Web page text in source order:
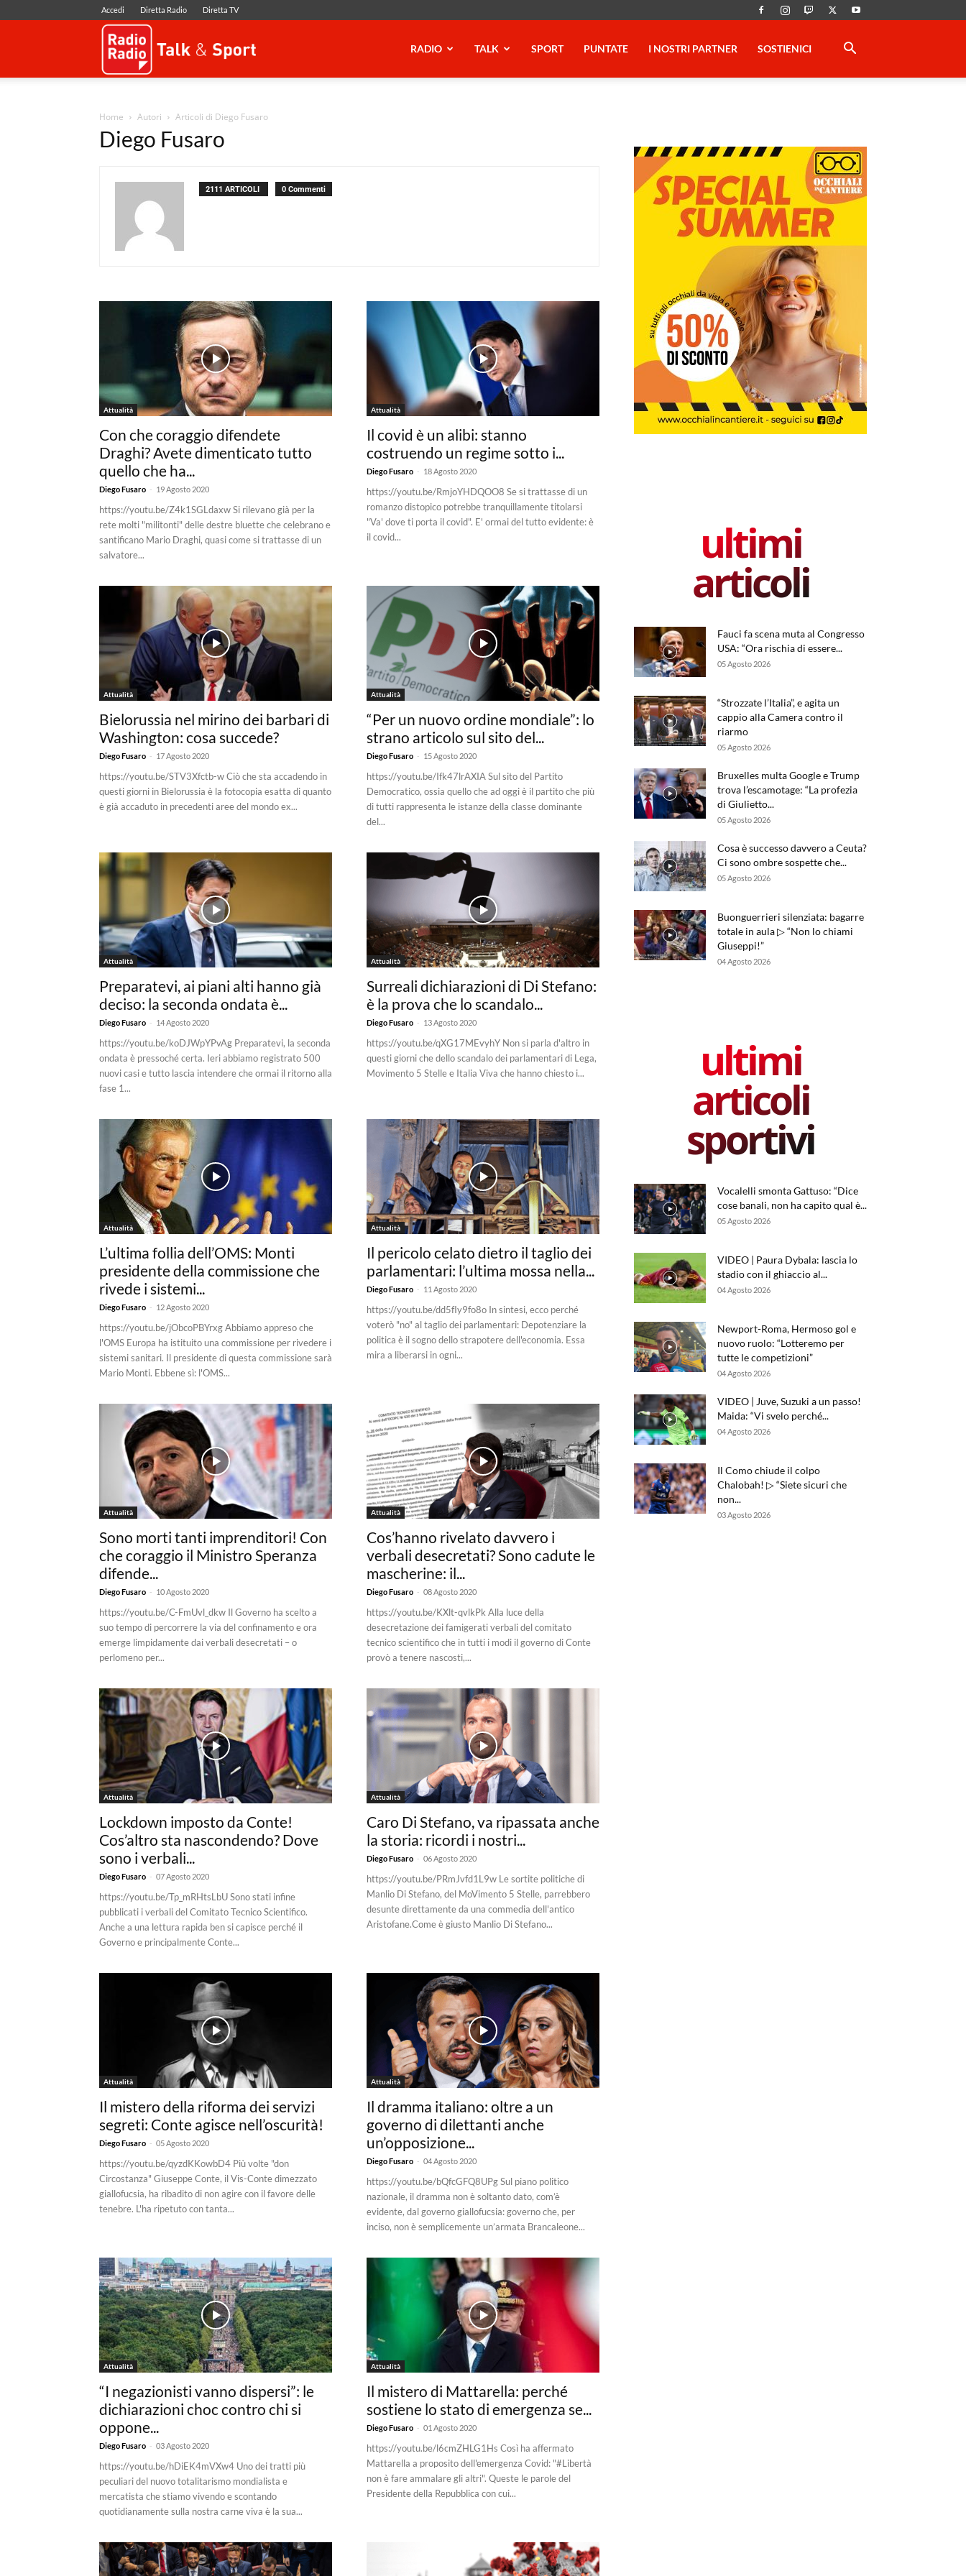
Accedi Diretta Radio Diretta TV
RADIO TALK SPORT PUNTATE I NOSTRI PARTNER SOSTIENICI
Home Autori Articoli di Diego Fusaro
Diego Fusaro
2111 ARTICOLI 0 Commenti
Attualità
Con che coraggio difendete
Draghi? Avete dimenticato tutto
quello che ha...
Diego Fusaro - 19 Agosto 2020
https://youtu.be/Z4k1SGLdaxw Si rilevano già per la
rete molti "militonti" delle destre bluette che celebrano e
santificano Mario Draghi, quasi come si trattasse di un
salvatore...
Attualità
Il covid è un alibi: stanno
costruendo un regime sotto i...
Diego Fusaro - 18 Agosto 2020
https://youtu.be/RmjoYHDQOO8 Se si trattasse di un
romanzo distopico potrebbe tranquillamente titolarsi
"Va' dove ti porta il covid". E' ormai del tutto evidente: è
il covid...
Attualità
Bielorussia nel mirino dei barbari di
Washington: cosa succede?
Diego Fusaro - 17 Agosto 2020
https://youtu.be/STV3Xfctb-w Ciò che sta accadendo in
questi giorni in Bielorussia è la fotocopia esatta di quanto
è già accaduto in precedenti aree del mondo ex...
Attualità
“Per un nuovo ordine mondiale”: lo
strano articolo sul sito del...
Diego Fusaro - 15 Agosto 2020
https://youtu.be/Ifk47lrAXIA Sul sito del Partito
Democratico, ossia quello che ad oggi è il partito che più
di tutti rappresenta le istanze della classe dominante
del...
Attualità
Preparatevi, ai piani alti hanno già
deciso: la seconda ondata è...
Diego Fusaro - 14 Agosto 2020
https://youtu.be/koDJWpYPvAg Preparatevi, la seconda
ondata è pressoché certa. Ieri abbiamo registrato 500
nuovi casi e tutto lascia intendere che ormai il ritorno alla
fase 1...
Attualità
Surreali dichiarazioni di Di Stefano:
è la prova che lo scandalo...
Diego Fusaro - 13 Agosto 2020
https://youtu.be/qXG17MEvyhY Non si parla d'altro in
questi giorni che dello scandalo dei parlamentari di Lega,
Movimento 5 Stelle e Italia Viva che hanno chiesto i...
Attualità
L’ultima follia dell’OMS: Monti
presidente della commissione che
rivede i sistemi...
Diego Fusaro - 12 Agosto 2020
https://youtu.be/jObcoPBYrxg Abbiamo appreso che
l'OMS Europa ha istituito una commissione per rivedere i
sistemi sanitari. Il presidente di questa commissione sarà
Mario Monti. Ebbene sì: l'OMS...
Attualità
Il pericolo celato dietro il taglio dei
parlamentari: l’ultima mossa nella...
Diego Fusaro - 11 Agosto 2020
https://youtu.be/dd5fIy9fo8o In sintesi, ecco perché
voterò "no" al taglio dei parlamentari: Depotenziare la
politica è il sogno dello strapotere dell'economia. Essa
mira a liberarsi in ogni...
Attualità
Sono morti tanti imprenditori! Con
che coraggio il Ministro Speranza
difende...
Diego Fusaro - 10 Agosto 2020
https://youtu.be/C-FmUvl_dkw Il Governo ha scelto a
suo tempo di percorrere la via del confinamento e ora
emerge limpidamente dai verbali desecretati – o
perlomeno per...
Attualità
Cos’hanno rivelato davvero i
verbali desecretati? Sono cadute le
mascherine: il...
Diego Fusaro - 08 Agosto 2020
https://youtu.be/KXlt-qvlkPk Alla luce della
desecretazione dei famigerati verbali del comitato
tecnico scientifico che in tutti i modi il governo di Conte
provò a tenere nascosti,...
Attualità
Lockdown imposto da Conte!
Cos’altro sta nascondendo? Dove
sono i verbali...
Diego Fusaro - 07 Agosto 2020
https://youtu.be/Tp_mRHtsLbU Sono stati infine
pubblicati i verbali del Comitato Tecnico Scientifico.
Anche a una lettura rapida ben si capisce perché il
Governo e principalmente Conte...
Attualità
Caro Di Stefano, va ripassata anche
la storia: ricordi i nostri...
Diego Fusaro - 06 Agosto 2020
https://youtu.be/PRmJvfd1L9w Le sortite politiche di
Manlio Di Stefano, del MoVimento 5 Stelle, parrebbero
desunte direttamente da una commedia dell'antico
Aristofane.Come è giusto Manlio Di Stefano...
Attualità
Il mistero della riforma dei servizi
segreti: Conte agisce nell’oscurità!
Diego Fusaro - 05 Agosto 2020
https://youtu.be/qyzdKKowbD4 Più volte "don
Circostanza" Giuseppe Conte, il Vis-Conte dimezzato
giallofucsia, ha ribadito di non agire con il favore delle
tenebre. L'ha ripetuto con tanta...
Attualità
Il dramma italiano: oltre a un
governo di dilettanti anche
un’opposizione...
Diego Fusaro - 04 Agosto 2020
https://youtu.be/bQfcGFQ8UPg Sul piano politico
nazionale, il dramma non è soltanto dato, com’è
evidente, dal governo giallofucsia: governo che, per
inciso, non è semplicemente un’armata Brancaleone...
Attualità
“I negazionisti vanno dispersi”: le
dichiarazioni choc contro chi si
oppone...
Diego Fusaro - 03 Agosto 2020
https://youtu.be/hDiEK4mVXw4 Uno dei tratti più
peculiari del nuovo totalitarismo mondialista e
mercatista che stiamo vivendo e scontando
quotidianamente sulla nostra carne viva è la sua...
Attualità
Il mistero di Mattarella: perché
sostiene lo stato di emergenza se...
Diego Fusaro - 01 Agosto 2020
https://youtu.be/l6cmZHLG1Hs Così ha affermato
Mattarella a proposito dell'emergenza Covid: "#Libertà
non è fare ammalare gli altri". Queste le parole del
Presidente della Repubblica con cui...
ultimi
articoli
Fauci fa scena muta al Congresso
USA: “Ora rischia di essere...
05 Agosto 2026
“Strozzate l’Italia”, e agita un
cappio alla Camera contro il
riarmo
05 Agosto 2026
Bruxelles multa Google e Trump
trova l’escamotage: “La profezia
di Giulietto...
05 Agosto 2026
Cosa è successo davvero a Ceuta?
Ci sono ombre sospette che...
05 Agosto 2026
Buonguerrieri silenziata: bagarre
totale in aula ▷ “Non lo chiami
Giuseppi!”
04 Agosto 2026
ultimi
articoli
sportivi
Vocalelli smonta Gattuso: “Dice
cose banali, non ha capito qual è...
05 Agosto 2026
VIDEO | Paura Dybala: lascia lo
stadio con il ghiaccio al...
04 Agosto 2026
Newport-Roma, Hermoso gol e
nuovo ruolo: “Lotteremo per
tutte le competizioni”
04 Agosto 2026
VIDEO | Juve, Suzuki a un passo!
Maida: “Vi svelo perché...
04 Agosto 2026
Il Como chiude il colpo
Chalobah! ▷ “Siete sicuri che
non...
03 Agosto 2026